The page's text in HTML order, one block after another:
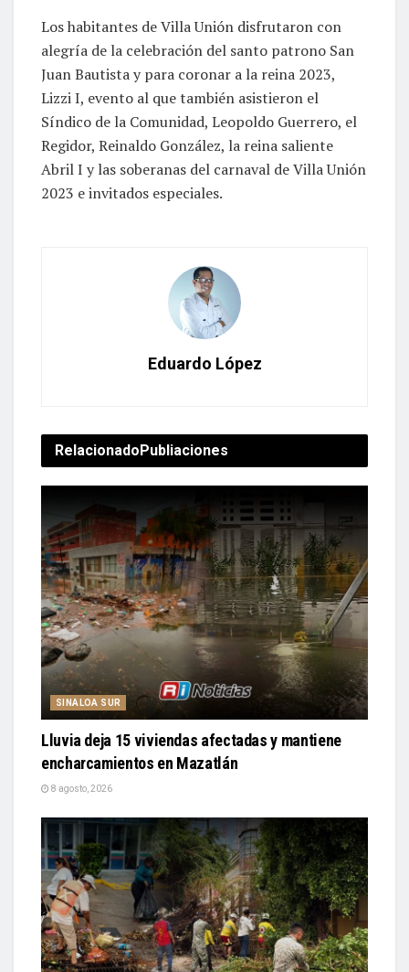
Los habitantes de Villa Unión disfrutaron con
alegría de la celebración del santo patrono San
Juan Bautista y para coronar a la reina 2023,
Lizzi I, evento al que también asistieron el
Síndico de la Comunidad, Leopoldo Guerrero, el
Regidor, Reinaldo González, la reina saliente
Abril I y las soberanas del carnaval de Villa Unión
2023 e invitados especiales.
Eduardo López
Relacionado Publiaciones
SINALOA SUR
Lluvia deja 15 viviendas afectadas y mantiene
encharcamientos en Mazatlán
8 agosto, 2026